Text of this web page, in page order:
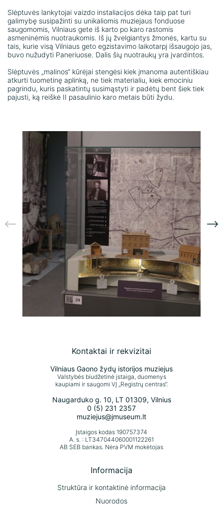
Slėptuvės lankytojai vaizdo instaliacijos dėka taip pat turi
galimybę susipažinti su unikaliomis muziejaus fonduose
saugomomis, Vilniaus gete iš karto po karo rastomis
asmeninėmis nuotraukomis. Iš jų žvelgiantys žmonės, kartu su
tais, kurie visą Vilniaus geto egzistavimo laikotarpį išsaugojo jas,
buvo nužudyti Paneriuose. Dalis šių nuotraukų yra įvardintos.
Slėptuvės „malinos“ kūrėjai stengėsi kiek įmanoma autentiškiau
atkurti tuometinę aplinką, ne tiek materialiu, kiek emociniu
pagrindu, kuris paskatintų susimąstyti ir padėtų bent šiek tiek
pajusti, ką reiškė II pasaulinio karo metais būti žydu.
Kontaktai ir rekvizitai
Vilniaus Gaono žydų istorijos muziejus
Valstybės biudžetinė įstaiga, duomenys
kaupiami ir saugomi VĮ „Registrų centras“.
Naugarduko g. 10, LT 01309, Vilnius
0 (5) 231 2357
muziejus@jmuseum.lt
Įstaigos kodas 190757374
A. s. : LT347044060001122261
AB SEB bankas. Nėra PVM mokėtojas
Informacija
Struktūra ir kontaktinė informacija
Nuorodos